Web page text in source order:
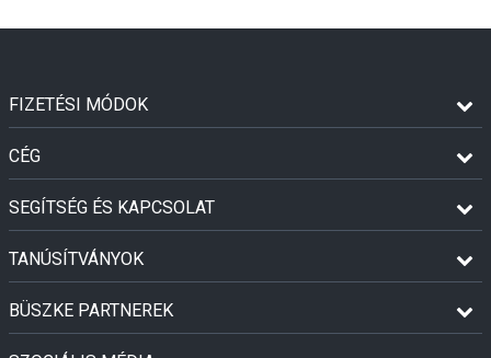
FIZETÉSI MÓDOK
CÉG
SEGÍTSÉG ÉS KAPCSOLAT
TANÚSÍTVÁNYOK
BÜSZKE PARTNEREK